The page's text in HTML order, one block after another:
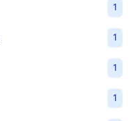
1
1
1
1